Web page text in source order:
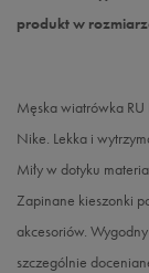
produkt w
Męska wiatrówka
Nike. Lekka i
Miły w dotyku
Zapinane kieszonki
akcesoriów.
szczególnie